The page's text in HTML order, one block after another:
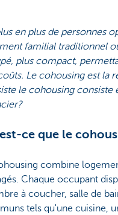
en plus de personnes
familial traditionnel
plus compact,
Le cohousing est la
le cohousing
ce que le
combine
Chaque occupant
à coucher, salle de
tels qu'une cuisine,